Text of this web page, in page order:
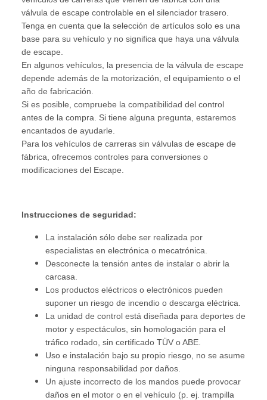
válvula de escape controlable en el silenciador trasero.
Tenga en cuenta que la selección de artículos solo es una
base para su vehículo y no significa que haya una válvula
de escape.
En algunos vehículos, la presencia de la válvula de escape
depende además de la motorización, el equipamiento o el
año de fabricación.
Si es posible, compruebe la compatibilidad del control
antes de la compra. Si tiene alguna pregunta, estaremos
encantados de ayudarle.
Para los vehículos de carreras sin válvulas de escape de
fábrica, ofrecemos controles para conversiones o
modificaciones del Escape.
Instrucciones de seguridad:
La instalación sólo debe ser realizada por
especialistas en electrónica o mecatrónica.
Desconecte la tensión antes de instalar o abrir la
carcasa.
Los productos eléctricos o electrónicos pueden
suponer un riesgo de incendio o descarga eléctrica.
La unidad de control está diseñada para deportes de
motor y espectáculos, sin homologación para el
tráfico rodado, sin certificado TÜV o ABE.
Uso e instalación bajo su propio riesgo, no se asume
ninguna responsabilidad por daños.
Un ajuste incorrecto de los mandos puede provocar
daños en el motor o en el vehículo (p. ej. trampilla